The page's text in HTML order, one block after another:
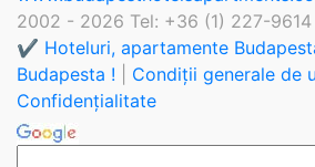
2002 - 2026 Tel: +36 (1) 227-9614
✔️ Hoteluri, apartamente
Budapesta !
Condiții generale de
Confidențialitate